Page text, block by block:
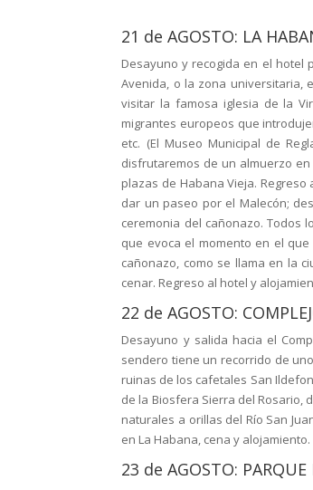
21 de AGOSTO: LA
Desayuno y recogida en el hotel
Avenida, o la zona universitaria,
visitar la famosa iglesia de la
migrantes europeos que
etc. (El Museo Municipal de
disfrutaremos de un almuerzo
plazas de Habana Vieja.
dar un paseo por el Malecón;
ceremonia del cañonazo. Todos
que evoca el momento en el
cañonazo, como se llama en la
cenar. Regreso al hotel y
22 de AGOSTO:
Desayuno y salida hacia el
sendero tiene un recorrido de
ruinas de los cafetales San
de la Biosfera Sierra del Rosario,
naturales a orillas del Río San
en La Habana, cena y alojamiento.
23 de AGOSTO: